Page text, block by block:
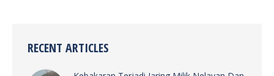
RECENT ARTICLES